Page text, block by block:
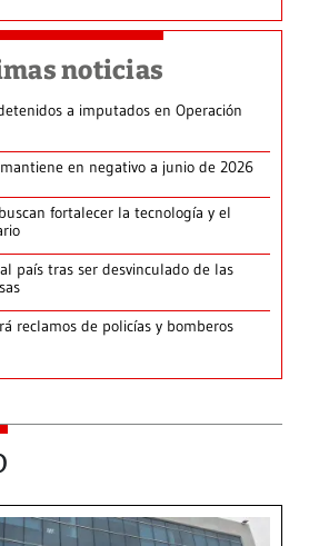
noticias
a imputados en Operación
en negativo a junio de 2026
fortalecer la tecnología y el
país tras ser desvinculado de las
reclamos de policías y bomberos